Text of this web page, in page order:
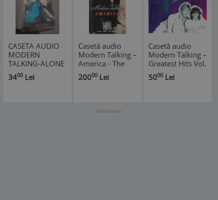
CASETA AUDIO
MODERN
TALKING-ALONE
FOARTE RARA !!!
DE TARABA
3400 Lei
Casetă audio
Modern Talking ‎–
America - The
10th Album,
originală
20000 Lei
Casetă audio
Modern Talking –
Greatest Hits Vol.
2
5000 Lei
Publicitate